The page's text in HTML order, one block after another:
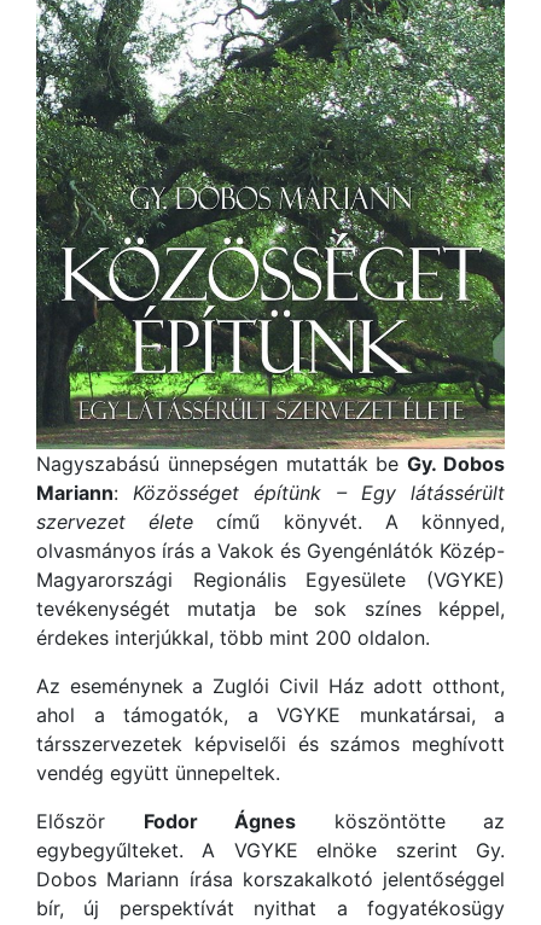
Nagyszabású ünnepségen mutatták beGy. Dobos
Mariann:Közösséget építünk – Egy látássérült
szervezet élete című könyvét. A könnyed,
olvasmányos írás a Vakok és Gyengénlátók Közép-
Magyarországi Regionális Egyesülete (VGYKE)
tevékenységét mutatja be sok színes képpel,
érdekes interjúkkal, több mint 200 oldalon.
Az eseménynek a Zuglói Civil Ház adott otthont,
ahol a támogatók, a VGYKE munkatársai, a
társszervezetek képviselői és számos meghívott
vendég együtt ünnepeltek.
Először Fodor Ágnes köszöntötte az
egybegyűlteket. A VGYKE elnöke szerint Gy.
Dobos Mariann írása korszakalkotó jelentőséggel
bír, új perspektívát nyithat a fogyatékosügy